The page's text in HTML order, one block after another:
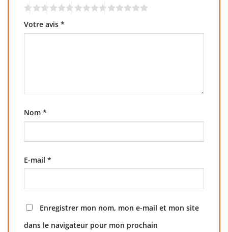
Votre avis *
Nom *
E-mail *
Enregistrer mon nom, mon e-mail et mon site
dans le navigateur pour mon prochain